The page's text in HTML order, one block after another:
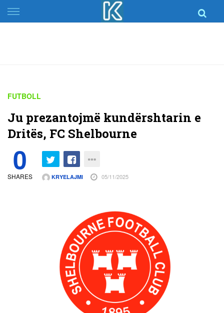
Skip
to
FUTBOLL
Ju prezantojmë kundërshtarin e
Dritës, FC Shelbourne
0
SHARES KRYELAJMI 05/11/2025